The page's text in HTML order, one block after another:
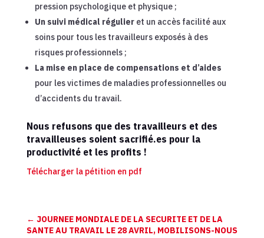
pression psychologique et physique ;
Un suivi médical régulier et un accès facilité aux
soins pour tous les travailleurs exposés à des
risques professionnels ;
La mise en place de compensations et d’aides
pour les victimes de maladies professionnelles ou
d’accidents du travail.
Nous refusons que des travailleurs et des
travailleuses soient sacrifié.es pour la
productivité et les profits !
Télécharger la pétition en pdf
← JOURNEE MONDIALE DE LA SECURITE ET DE LA
SANTE AU TRAVAIL LE 28 AVRIL, MOBILISONS-NOUS